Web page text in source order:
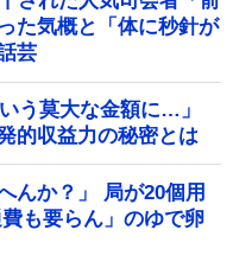
た気概と「体に秒針が
芸
いう莫大な金額に…」
的収益力の秘密とは
んか？」 局が20個用
も要らん」のゆで卵